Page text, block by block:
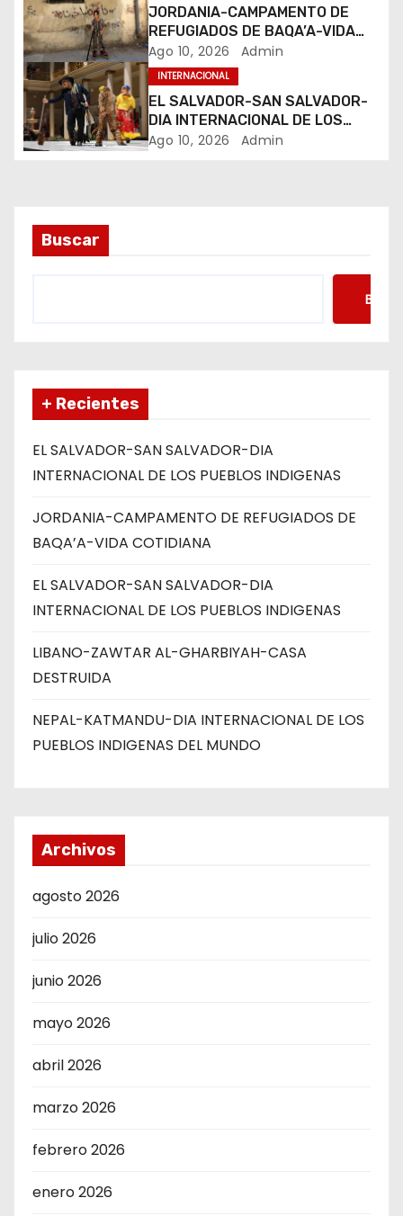
e
n
t
r
JORDANIA-CAMPAMENTO DE
REFUGIADOS DE BAQA’A-VIDA
COTIDIANA
Ago 10, 2026 Admin
INTERNACIONAL
EL SALVADOR-SAN SALVADOR-
DIA INTERNACIONAL DE LOS
PUEBLOS INDIGENAS
Ago 10, 2026 Admin
Buscar
+ Recientes
EL SALVADOR-SAN SALVADOR-DIA
INTERNACIONAL DE LOS PUEBLOS INDIGENAS
JORDANIA-CAMPAMENTO DE REFUGIADOS DE
BAQA’A-VIDA COTIDIANA
EL SALVADOR-SAN SALVADOR-DIA
INTERNACIONAL DE LOS PUEBLOS INDIGENAS
LIBANO-ZAWTAR AL-GHARBIYAH-CASA
DESTRUIDA
NEPAL-KATMANDU-DIA INTERNACIONAL DE LOS
PUEBLOS INDIGENAS DEL MUNDO
Archivos
agosto 2026
julio 2026
junio 2026
mayo 2026
abril 2026
marzo 2026
febrero 2026
enero 2026